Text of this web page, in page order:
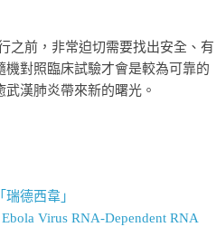
之前，非常迫切需要找出安全、有
對照臨床試驗才會是較為可靠的
漢肺炎帶來新的曙光。
德西韋」
Virus RNA-Dependent RNA